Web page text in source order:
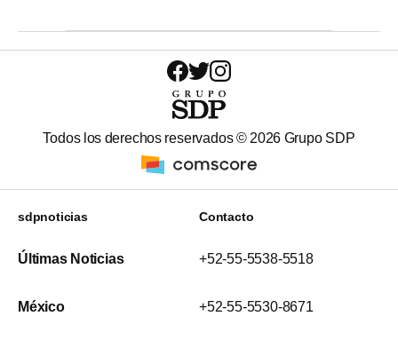
Todos los derechos reservados © 2026 Grupo SDP
sdpnoticias
Últimas Noticias
México
Contacto
+52-55-5538-5518
+52-55-5530-8671